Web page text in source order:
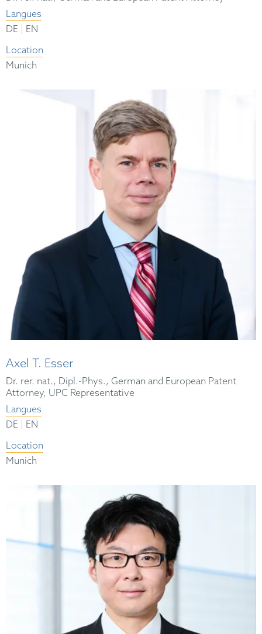
Langues
DE
EN
Location
Munich
Axel T. Esser
Dr. rer. nat., Dipl.-Phys., German and European Patent
Attorney, UPC Representative
Langues
DE
EN
Location
Munich